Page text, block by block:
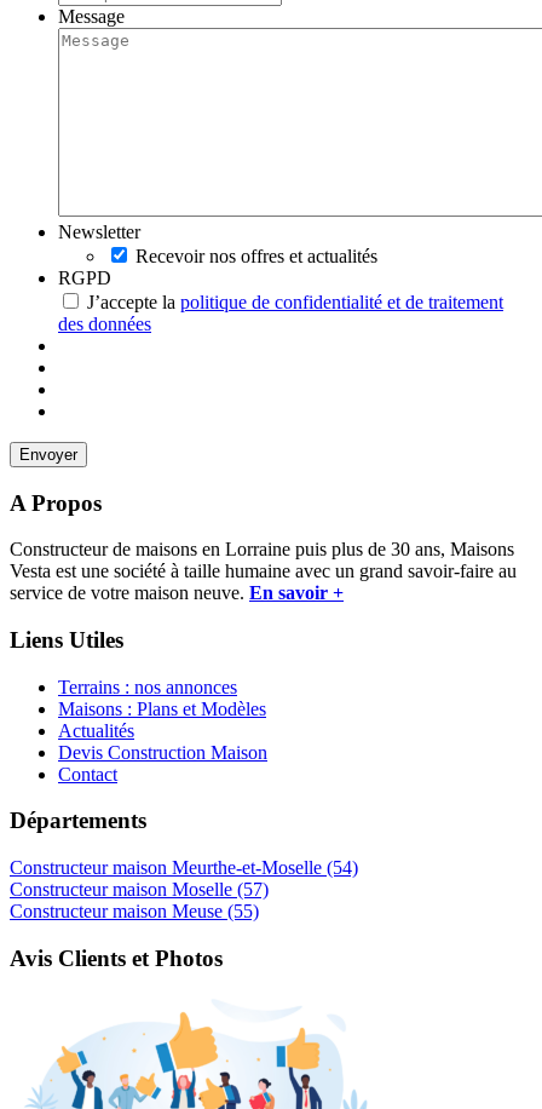
Message
Newsletter
Recevoir nos offres et actualités
RGPD
J’accepte la politique de confidentialité et de traitement
des données
A Propos
Constructeur de maisons en Lorraine puis plus de 30 ans, Maisons
Vesta est une société à taille humaine avec un grand savoir-faire au
service de votre maison neuve. En savoir +
Liens Utiles
Terrains : nos annonces
Maisons : Plans et Modèles
Actualités
Devis Construction Maison
Contact
Départements
Constructeur maison Meurthe-et-Moselle (54)
Constructeur maison Moselle (57)
Constructeur maison Meuse (55)
Avis Clients et Photos